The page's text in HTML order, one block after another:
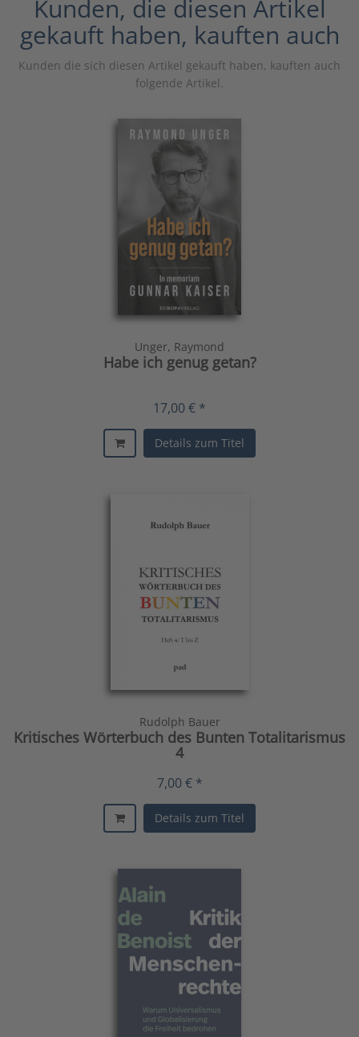
Kunden, die diesen Artikel
gekauft haben, kauften auch
Kunden die sich diesen Artikel gekauft haben, kauften auch
folgende Artikel.
Unger, Raymond
Habe ich genug getan?
17,00 € *
Details zum Titel
Rudolph Bauer
Kritisches Wörterbuch des Bunten Totalitarismus
4
7,00 € *
Details zum Titel